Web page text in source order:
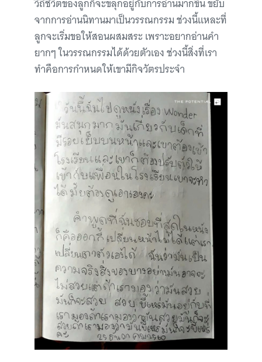
วิถีชีวิตของลูกก็จะขลุกอยู่กับการอ่านมากขึ้น ขยับ
จากการอ่านนิทานมาเป็นวรรณกรรม ช่วงนี้แหละที่
ลูกจะเริ่มขอให้สอนผสมสระ เพราะอยากอ่านคำ
ยากๆ ในวรรณกรรมได้ด้วยตัวเอง ช่วงนี้สิ่งที่เรา
ทำคือการกำหนดให้เขามีกิจวัตรประจำ